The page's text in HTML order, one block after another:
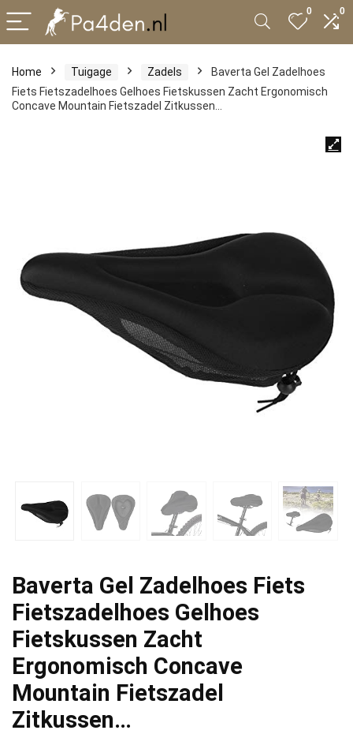
0 0
Home Tuigage Zadels
Baverta Gel Zadelhoes
Fiets Fietszadelhoes Gelhoes Fietskussen Zacht Ergonomisch
Concave Mountain Fietszadel Zitkussen…
Baverta Gel Zadelhoes Fiets
Fietszadelhoes Gelhoes
Fietskussen Zacht
Ergonomisch Concave
Mountain Fietszadel
Zitkussen…